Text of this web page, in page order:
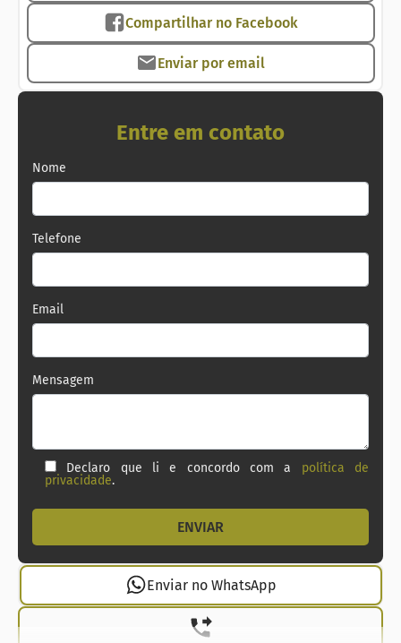
Código do imóvel 5163
Lucrum Imobiliária, especializada em aluguel,
administração e venda em Copacabana, Ipanema,
Compartilhar no Facebook
Enviar por email
Entre em contato
Nome
Telefone
Email
Mensagem
Declaro que li e concordo com a política de
privacidade.
Enviar no WhatsApp